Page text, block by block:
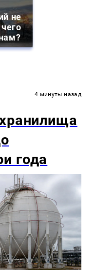
не
4 минуты назад
года